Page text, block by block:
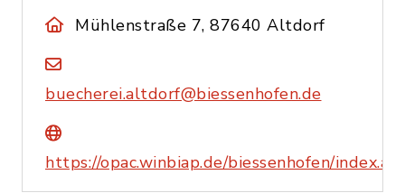
Mühlenstraße 7, 87640 Altdorf
buecherei.altdorf@biessenhofen.de
https://opac.winbiap.de/biessenhofen/